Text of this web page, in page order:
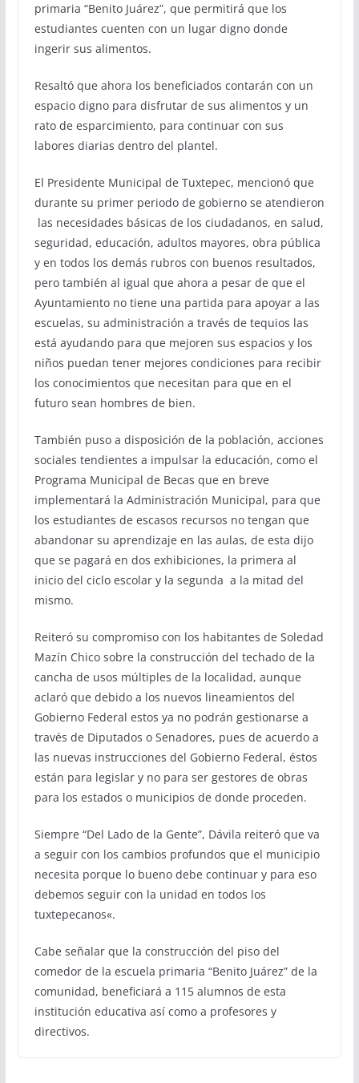
primaria “Benito Juárez”, que permitirá que los
estudiantes cuenten con un lugar digno donde
ingerir sus alimentos.
Resaltó que ahora los beneficiados contarán con un
espacio digno para disfrutar de sus alimentos y un
rato de esparcimiento, para continuar con sus
labores diarias dentro del plantel.
El Presidente Municipal de Tuxtepec, mencionó que
durante su primer periodo de gobierno se atendieron
las necesidades básicas de los ciudadanos, en salud,
seguridad, educación, adultos mayores, obra pública
y en todos los demás rubros con buenos resultados,
pero también al igual que ahora a pesar de que el
Ayuntamiento no tiene una partida para apoyar a las
escuelas, su administración a través de tequios las
está ayudando para que mejoren sus espacios y los
niños puedan tener mejores condiciones para recibir
los conocimientos que necesitan para que en el
futuro sean hombres de bien.
También puso a disposición de la población, acciones
sociales tendientes a impulsar la educación, como el
Programa Municipal de Becas que en breve
implementará la Administración Municipal, para que
los estudiantes de escasos recursos no tengan que
abandonar su aprendizaje en las aulas, de esta dijo
que se pagará en dos exhibiciones, la primera al
inicio del ciclo escolar y la segunda a la mitad del
mismo.
Reiteró su compromiso con los habitantes de Soledad
Mazín Chico sobre la construcción del techado de la
cancha de usos múltiples de la localidad, aunque
aclaró que debido a los nuevos lineamientos del
Gobierno Federal estos ya no podrán gestionarse a
través de Diputados o Senadores, pues de acuerdo a
las nuevas instrucciones del Gobierno Federal, éstos
están para legislar y no para ser gestores de obras
para los estados o municipios de donde proceden.
Siempre “Del Lado de la Gente”, Dávila reiteró que va
a seguir con los cambios profundos que el municipio
necesita porque lo bueno debe continuar y para eso
debemos seguir con la unidad en todos los
tuxtepecanos«.
Cabe señalar que la construcción del piso del
comedor de la escuela primaria “Benito Juárez” de la
comunidad, beneficiará a 115 alumnos de esta
institución educativa así como a profesores y
directivos.